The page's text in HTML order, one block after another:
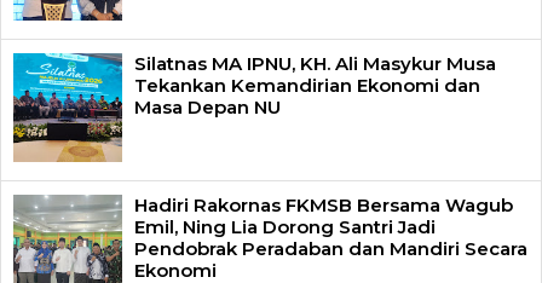
Silatnas MA IPNU, KH. Ali Masykur Musa
Tekankan Kemandirian Ekonomi dan
Masa Depan NU
Hadiri Rakornas FKMSB Bersama Wagub
Emil, Ning Lia Dorong Santri Jadi
Pendobrak Peradaban dan Mandiri Secara
Ekonomi